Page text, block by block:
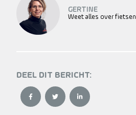
GERTINE
Weet alles over fietsen
DEEL DIT BERICHT: